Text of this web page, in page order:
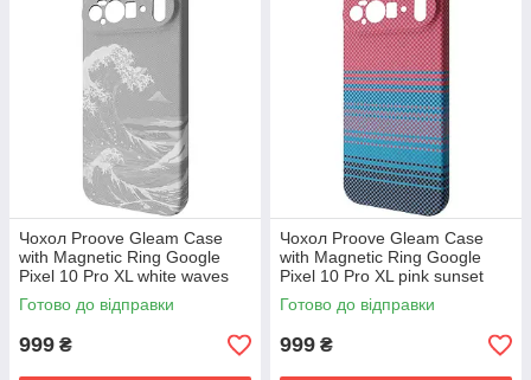
Чохол Proove Gleam Case
with Magnetic Ring Google
Pixel 10 Pro XL white waves
(PCGCGPGX1070) Білі хвилі
Готово до відправки
999 ₴
Чохол Proove Gleam Case
with Magnetic Ring Google
Pixel 10 Pro XL pink sunset
(PCGCGPGX1074) Рожевий
захід сонця
Готово до відправки
999 ₴